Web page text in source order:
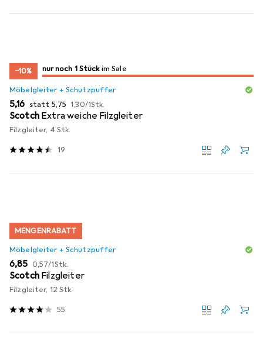
−10% noch 1 Stückim Sale
nur noch 1 Stück im Sale
Möbelgleiter + Schutzpuffer
EUR
5,16 statt EUR
5,75 EUR
1,30/1Stk.
Scotch Extra weiche Filzgleiter
Filzgleiter, 4 Stk.
19
MENGENRABATT
Möbelgleiter + Schutzpuffer
EUR
6,85 EUR
0,57/1Stk.
Scotch Filzgleiter
Filzgleiter, 12 Stk.
55